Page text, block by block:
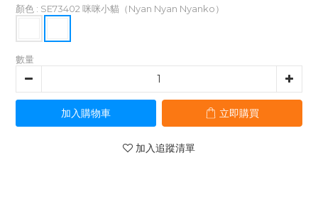
顏色 : SE73402 咪咪小貓（Nyan Nyan Nyanko）
數量
加入購物車 立即購買
加入追蹤清單